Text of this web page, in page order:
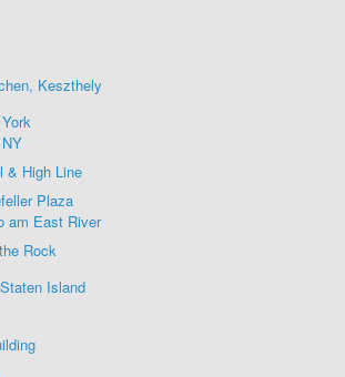
Keszthely
& High Line
Plaza
am East River
Rock
Island